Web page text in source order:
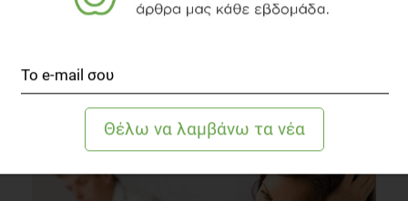
Τροφικές αλλεργίες στα παιδιά
Άλλες Παθήσεις
6 λεπτά να διαβαστεί